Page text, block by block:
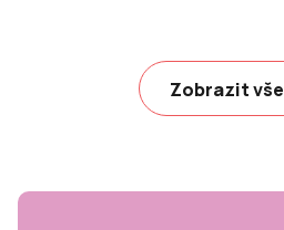
Zobrazit vše